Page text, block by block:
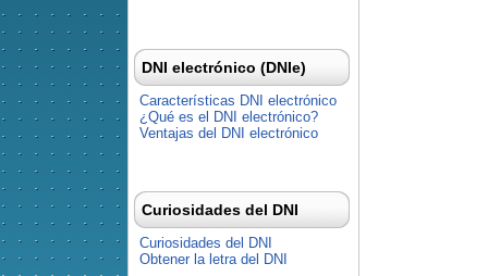
DNI electrónico (DNIe)
Características DNI electrónico
¿Qué es el DNI electrónico?
Ventajas del DNI electrónico
Curiosidades del DNI
Curiosidades del DNI
Obtener la letra del DNI